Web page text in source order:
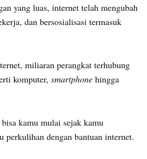
yang luas, internet telah mengubah
dan bersosialisasi termasuk
miliaran perangkat terhubung
komputer, smartphone hingga
kamu mulai sejak kamu
perkulihan dengan bantuan internet.